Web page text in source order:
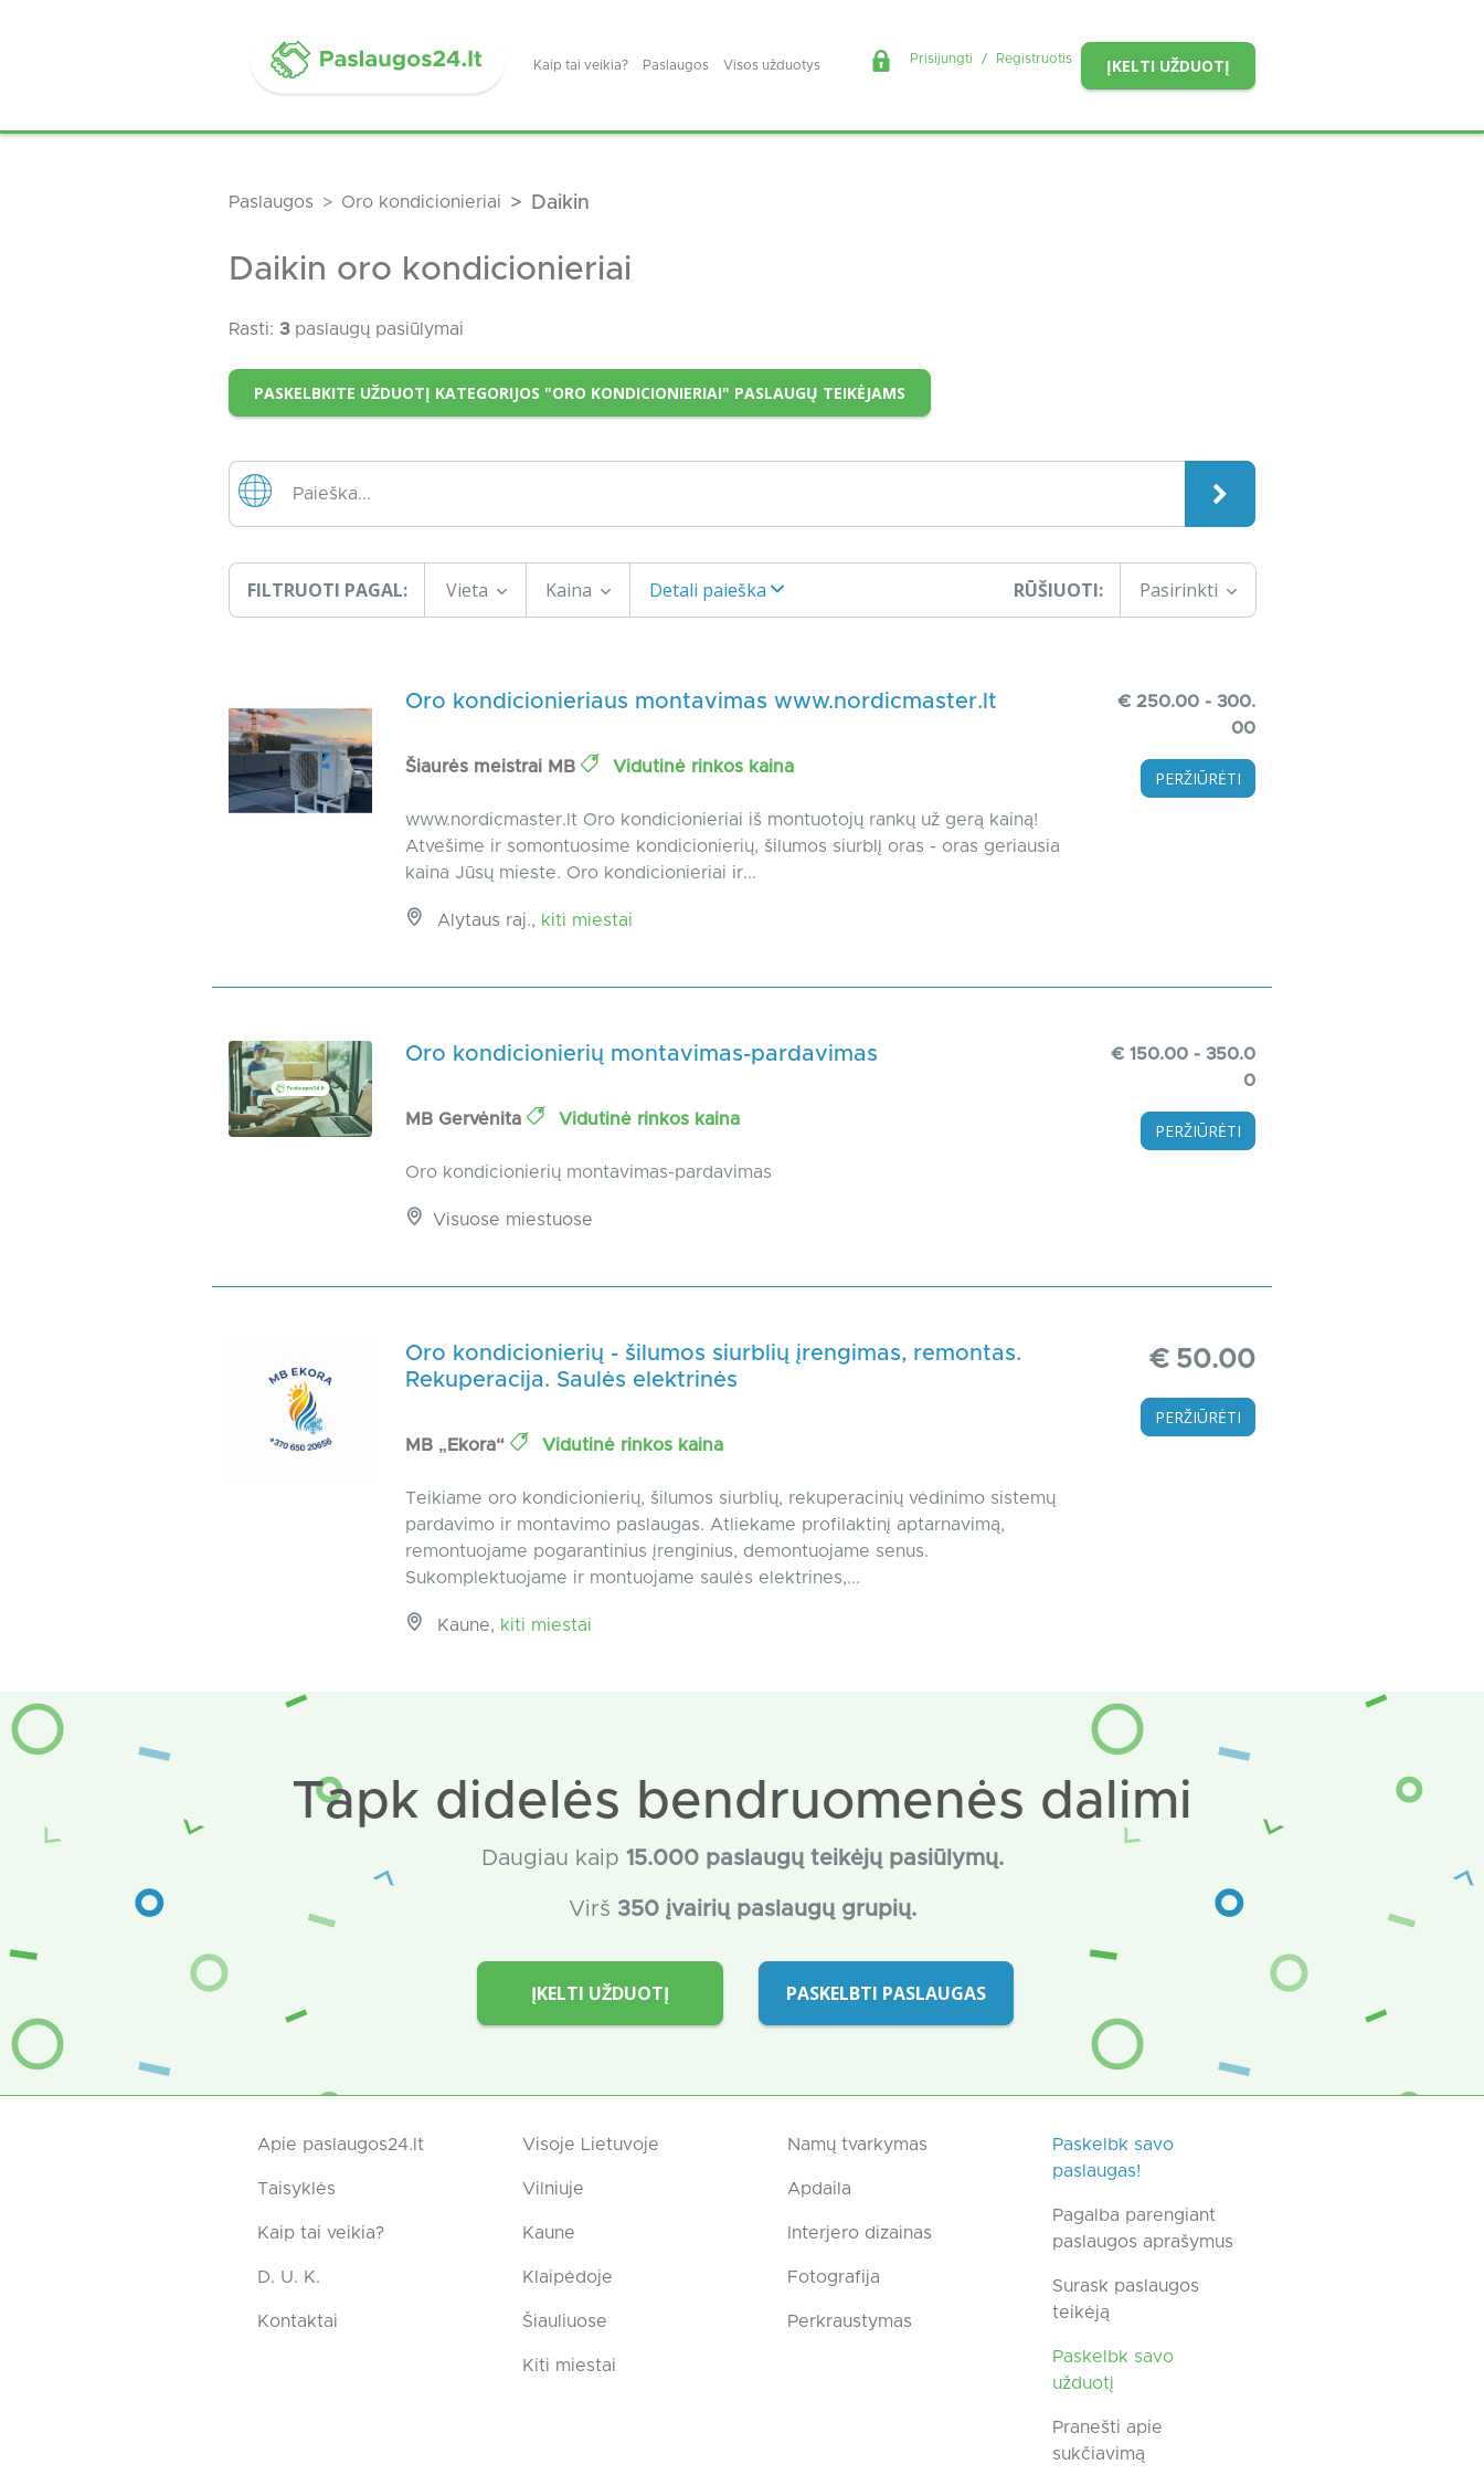
Kaip tai veikia? Paslaugos Visos užduotys ĮKELTI UŽDUOTĮ
Prisijungti / Registruotis
Paslaugos Oro kondicionieriai Daikin
Daikin oro kondicionieriai
Rasti: 3paslaugų pasiūlymai
PASKELBKITE UŽDUOTĮ KATEGORIJOS "ORO KONDICIONIERIAI" PASLAUGŲ TEIKĖJAMS
FILTRUOTI PAGAL: Vieta Kaina Detali paieška RŪŠIUOTI: Pasirinkti
Oro kondicionieriaus montavimas www.nordicmaster.lt
Šiaurės meistrai MB Vidutinė rinkos kaina
www.nordicmaster.lt Oro kondicionieriai iš montuotojų rankų už gerą kainą!
Atvešime ir somontuosime kondicionierių, šilumos siurblį oras - oras geriausia
kaina Jūsų mieste. Oro kondicionieriai ir...
Alytaus raj., kiti miestai
€ 250.00 - 300.
00
PERŽIŪRĖTI
Oro kondicionierių montavimas-pardavimas
MB Gervėnita Vidutinė rinkos kaina
Oro kondicionierių montavimas-pardavimas
Visuose miestuose
€ 150.00 - 350.0
0
PERŽIŪRĖTI
Oro kondicionierių - šilumos siurblių įrengimas, remontas.
Rekuperacija. Saulės elektrinės
MB „Ekora“ Vidutinė rinkos kaina
Teikiame oro kondicionierių, šilumos siurblių, rekuperacinių vėdinimo sistemų
pardavimo ir montavimo paslaugas. Atliekame profilaktinį aptarnavimą,
remontuojame pogarantinius įrenginius, demontuojame senus.
Sukomplektuojame ir montuojame saulės elektrines,...
Kaune, kiti miestai
€ 50.00
PERŽIŪRĖTI
Tapk didelės bendruomenės dalimi
Daugiau kaip 15.000 paslaugų teikėjų pasiūlymų.
Virš 350 įvairių paslaugų grupių.
ĮKELTI UŽDUOTĮ PASKELBTI PASLAUGAS
Apie paslaugos24.lt
Taisyklės
Kaip tai veikia?
D. U. K.
Kontaktai
Visoje Lietuvoje
Vilniuje
Kaune
Klaipėdoje
Šiauliuose
Kiti miestai
Namų tvarkymas
Apdaila
Interjero dizainas
Fotografija
Perkraustymas
Paskelbk savo
paslaugas!
Pagalba parengiant
paslaugos aprašymus
Surask paslaugos
teikėją
Paskelbk savo
užduotį
Pranešti apie
sukčiavimą